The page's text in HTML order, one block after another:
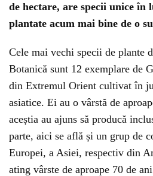
de hectare, are specii unice în
plantate acum mai bine de o
Cele mai vechi specii de plante
Botanică sunt 12 exemplare de
din Extremul Orient cultivat în
asiatice. Ei au o vârstă de
aceștia au ajuns să producă
parte, aici se află și un grup de
Europei, a Asiei, respectiv din
ating vârste de aproape 70 de